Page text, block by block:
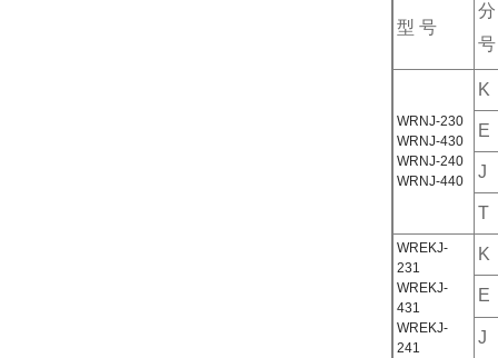
型 号
号
WRNJ-230
WRNJ-430
WRNJ-240
WRNJ-440
K
E
J
T
WREKJ-
231
WREKJ-
431
WREKJ-
241
K
E
J